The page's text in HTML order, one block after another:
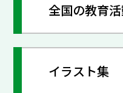
全国の教育
イラスト集